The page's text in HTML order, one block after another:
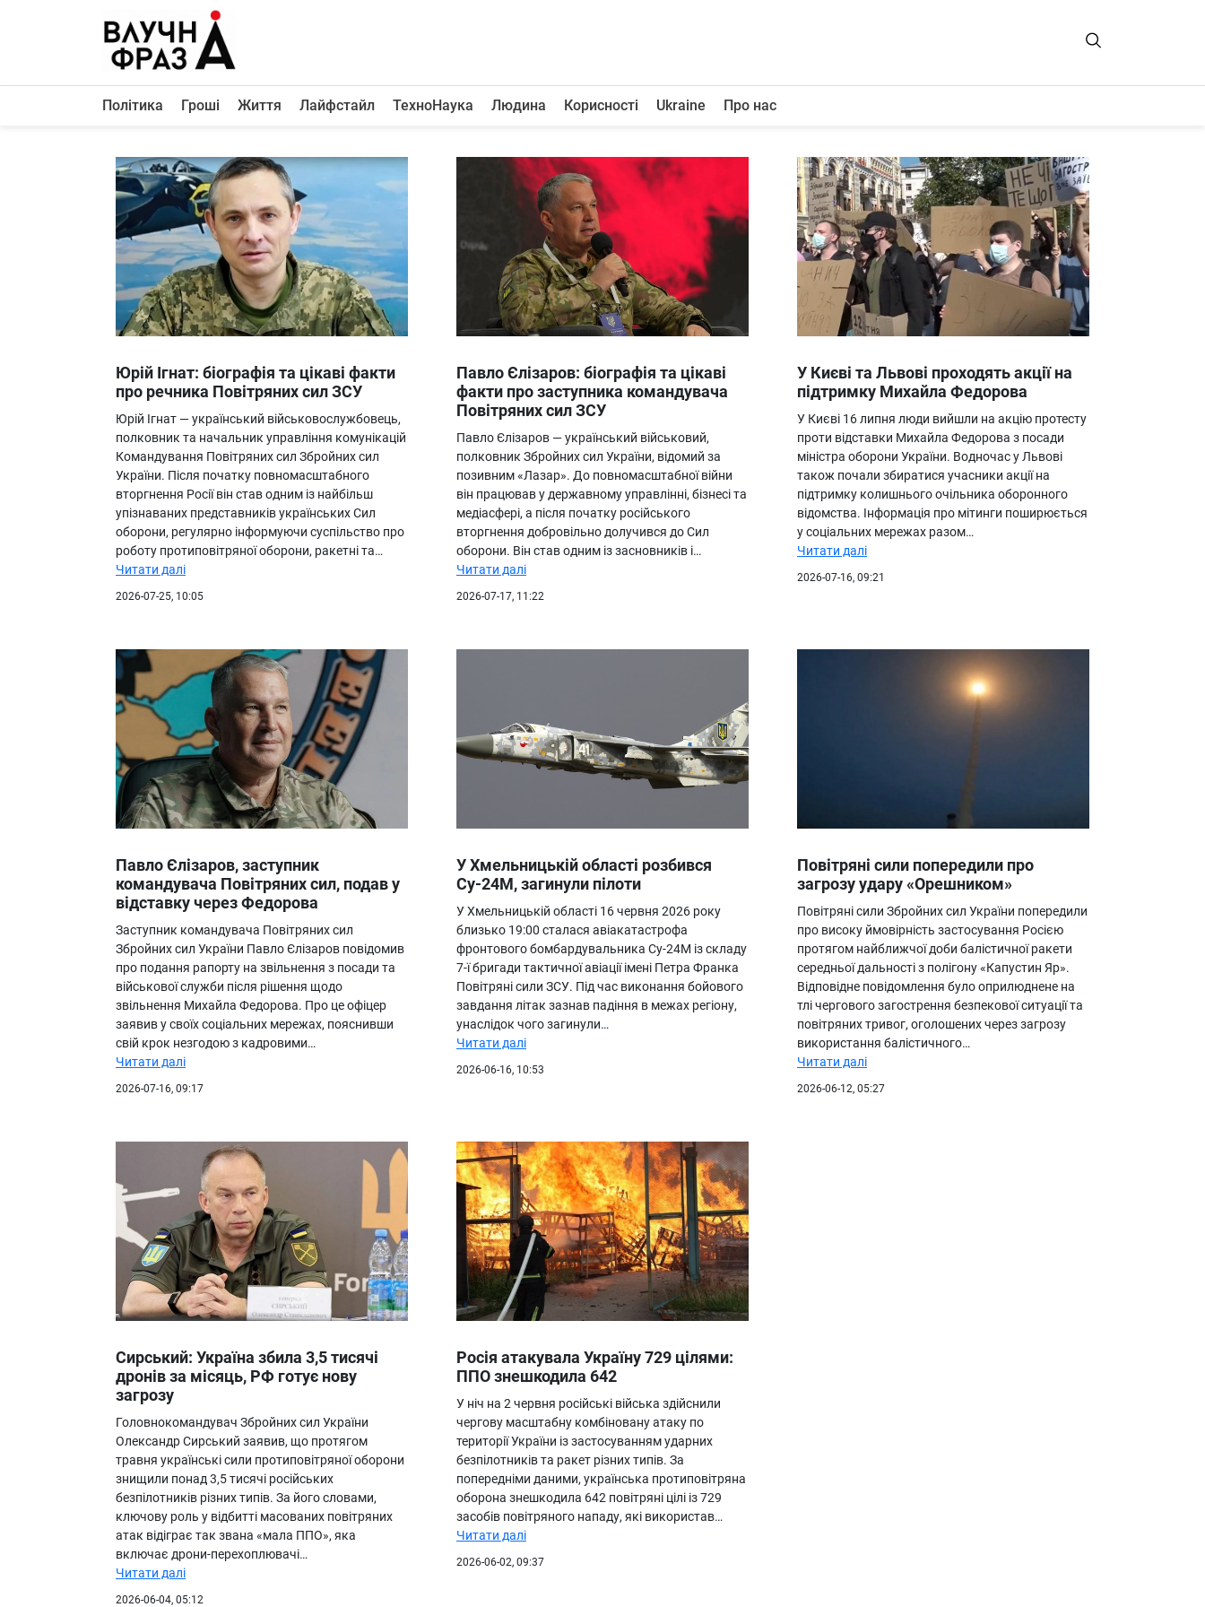
Політика
Життя
Лайфстайл
ТехноНаука
Людина
Корисності
Про нас
Політика Гроші Життя Лайфстайл ТехноНаука Людина Корисності Ukraine Про нас
Юрій Ігнат: біографія та цікаві факти
про речника Повітряних сил ЗСУ
Юрій Ігнат — український військовослужбовець,
полковник та начальник управління комунікацій
Командування Повітряних сил Збройних сил
України. Після початку повномасштабного
вторгнення Росії він став одним із найбільш
упізнаваних представників українських Сил
оборони, регулярно інформуючи суспільство про
роботу протиповітряної оборони, ракетні та…
Читати далі
2026-07-25, 10:05
Павло Єлізаров: біографія та цікаві
факти про заступника командувача
Повітряних сил ЗСУ
Павло Єлізаров — український військовий,
полковник Збройних сил України, відомий за
позивним «Лазар». До повномасштабної війни
він працював у державному управлінні, бізнесі та
медіасфері, а після початку російського
вторгнення добровільно долучився до Сил
оборони. Він став одним із засновників і…
Читати далі
2026-07-17, 11:22
У Києві та Львові проходять акції на
підтримку Михайла Федорова
У Києві 16 липня люди вийшли на акцію протесту
проти відставки Михайла Федорова з посади
міністра оборони України. Водночас у Львові
також почали збиратися учасники акції на
підтримку колишнього очільника оборонного
відомства. Інформація про мітинги поширюється
у соціальних мережах разом…
Читати далі
2026-07-16, 09:21
Павло Єлізаров, заступник
командувача Повітряних сил, подав у
відставку через Федорова
Заступник командувача Повітряних сил
Збройних сил України Павло Єлізаров повідомив
про подання рапорту на звільнення з посади та
військової служби після рішення щодо
звільнення Михайла Федорова. Про це офіцер
заявив у своїх соціальних мережах, пояснивши
свій крок незгодою з кадровими…
Читати далі
2026-07-16, 09:17
У Хмельницькій області розбився
Су-24М, загинули пілоти
У Хмельницькій області 16 червня 2026 року
близько 19:00 сталася авіакатастрофа
фронтового бомбардувальника Су-24М із складу
7-ї бригади тактичної авіації імені Петра Франка
Повітряні сили ЗСУ. Під час виконання бойового
завдання літак зазнав падіння в межах регіону,
унаслідок чого загинули…
Читати далі
2026-06-16, 10:53
Повітряні сили попередили про
загрозу удару «Орешником»
Повітряні сили Збройних сил України попередили
про високу ймовірність застосування Росією
протягом найближчої доби балістичної ракети
середньої дальності з полігону «Капустин Яр».
Відповідне повідомлення було оприлюднене на
тлі чергового загострення безпекової ситуації та
повітряних тривог, оголошених через загрозу
використання балістичного…
Читати далі
2026-06-12, 05:27
Сирський: Україна збила 3,5 тисячі
дронів за місяць, РФ готує нову
загрозу
Головнокомандувач Збройних сил України
Олександр Сирський заявив, що протягом
травня українські сили протиповітряної оборони
знищили понад 3,5 тисячі російських
безпілотників різних типів. За його словами,
ключову роль у відбитті масованих повітряних
атак відіграє так звана «мала ППО», яка
включає дрони-перехоплювачі…
Читати далі
2026-06-04, 05:12
Росія атакувала Україну 729 цілями:
ППО знешкодила 642
У ніч на 2 червня російські війська здійснили
чергову масштабну комбіновану атаку по
території України із застосуванням ударних
безпілотників та ракет різних типів. За
попередніми даними, українська протиповітряна
оборона знешкодила 642 повітряні цілі із 729
засобів повітряного нападу, які використав…
Читати далі
2026-06-02, 09:37